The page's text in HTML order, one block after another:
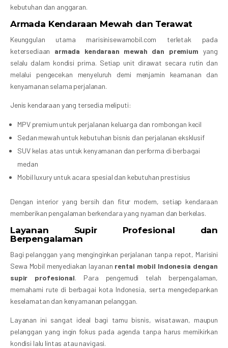
kebutuhan dan anggaran.
Armada Kendaraan Mewah dan Terawat
Keunggulan utama marisinisewamobil.com terletak pada
ketersediaan armada kendaraan mewah dan premium yang
selalu dalam kondisi prima. Setiap unit dirawat secara rutin dan
melalui pengecekan menyeluruh demi menjamin keamanan dan
kenyamanan selama perjalanan.
Jenis kendaraan yang tersedia meliputi:
MPV premium untuk perjalanan keluarga dan rombongan kecil
Sedan mewah untuk kebutuhan bisnis dan perjalanan eksklusif
SUV kelas atas untuk kenyamanan dan performa di berbagai
medan
Mobil luxury untuk acara spesial dan kebutuhan prestisius
Dengan interior yang bersih dan fitur modern, setiap kendaraan
memberikan pengalaman berkendara yang nyaman dan berkelas.
Layanan Supir Profesional dan
Berpengalaman
Bagi pelanggan yang menginginkan perjalanan tanpa repot, Marisini
Sewa Mobil menyediakan layanan rental mobil Indonesia dengan
supir profesional. Para pengemudi telah berpengalaman,
memahami rute di berbagai kota Indonesia, serta mengedepankan
keselamatan dan kenyamanan pelanggan.
Layanan ini sangat ideal bagi tamu bisnis, wisatawan, maupun
pelanggan yang ingin fokus pada agenda tanpa harus memikirkan
kondisi lalu lintas atau navigasi.